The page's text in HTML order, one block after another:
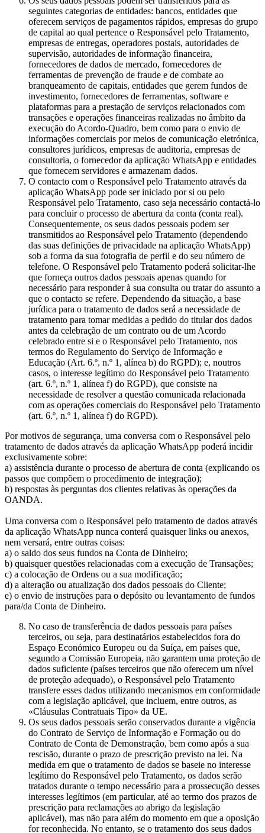
seguintes categorias de entidades: bancos, entidades que
oferecem serviços de pagamentos rápidos, empresas do grupo
de capital ao qual pertence o Responsável pelo Tratamento,
empresas de entregas, operadores postais, autoridades de
supervisão, autoridades de informação financeira,
fornecedores de dados de mercado, fornecedores de
ferramentas de prevenção de fraude e de combate ao
branqueamento de capitais, entidades que gerem fundos de
investimento, fornecedores de ferramentas, software e
plataformas para a prestação de serviços relacionados com
transações e operações financeiras realizadas no âmbito da
execução do Acordo-Quadro, bem como para o envio de
informações comerciais por meios de comunicação eletrónica,
consultores jurídicos, empresas de auditoria, empresas de
consultoria, o fornecedor da aplicação WhatsApp e entidades
que fornecem servidores e armazenam dados.
O contacto com o Responsável pelo Tratamento através da
aplicação WhatsApp pode ser iniciado por si ou pelo
Responsável pelo Tratamento, caso seja necessário contactá-lo
para concluir o processo de abertura da conta (conta real).
Consequentemente, os seus dados pessoais podem ser
transmitidos ao Responsável pelo Tratamento (dependendo
das suas definições de privacidade na aplicação WhatsApp)
sob a forma da sua fotografia de perfil e do seu número de
telefone. O Responsável pelo Tratamento poderá solicitar-lhe
que forneça outros dados pessoais apenas quando for
necessário para responder à sua consulta ou tratar do assunto a
que o contacto se refere. Dependendo da situação, a base
jurídica para o tratamento de dados será a necessidade de
tratamento para tomar medidas a pedido do titular dos dados
antes da celebração de um contrato ou de um Acordo
celebrado entre si e o Responsável pelo Tratamento, nos
termos do Regulamento do Serviço de Informação e
Educação (Art. 6.º, n.º 1, alínea b) do RGPD); e, noutros
casos, o interesse legítimo do Responsável pelo Tratamento
(art. 6.º, n.º 1, alínea f) do RGPD), que consiste na
necessidade de resolver a questão comunicada relacionada
com as operações comerciais do Responsável pelo Tratamento
(art. 6.º, n.º 1, alínea f) do RGPD).
Por motivos de segurança, uma conversa com o Responsável pelo
tratamento de dados através da aplicação WhatsApp poderá incidir
exclusivamente sobre:
a) assistência durante o processo de abertura de conta (explicando os
passos que compõem o procedimento de integração);
b) respostas às perguntas dos clientes relativas às operações da
OANDA.
Uma conversa com o Responsável pelo tratamento de dados através
da aplicação WhatsApp nunca conterá quaisquer links ou anexos,
nem versará, entre outras coisas:
a) o saldo dos seus fundos na Conta de Dinheiro;
b) quaisquer questões relacionadas com a execução de Transações;
c) a colocação de Ordens ou a sua modificação;
d) a alteração ou atualização dos dados pessoais do Cliente;
e) o envio de instruções para o depósito ou levantamento de fundos
para/da Conta de Dinheiro.
No caso de transferência de dados pessoais para países
terceiros, ou seja, para destinatários estabelecidos fora do
Espaço Económico Europeu ou da Suíça, em países que,
segundo a Comissão Europeia, não garantem uma proteção de
dados suficiente (países terceiros que não oferecem um nível
de proteção adequado), o Responsável pelo Tratamento
transfere esses dados utilizando mecanismos em conformidade
com a legislação aplicável, que incluem, entre outros, as
«Cláusulas Contratuais Tipo» da UE.
Os seus dados pessoais serão conservados durante a vigência
do Contrato de Serviço de Informação e Formação ou do
Contrato de Conta de Demonstração, bem como após a sua
rescisão, durante o prazo de prescrição previsto na lei. Na
medida em que o tratamento de dados se baseie no interesse
legítimo do Responsável pelo Tratamento, os dados serão
tratados durante o tempo necessário para a prossecução desses
interesses legítimos (em particular, até ao termo dos prazos de
prescrição para reclamações ao abrigo da legislação
aplicável), mas não para além do momento em que a oposição
for reconhecida. No entanto, se o tratamento dos seus dados